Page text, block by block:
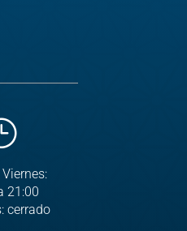
21:00
cerrado